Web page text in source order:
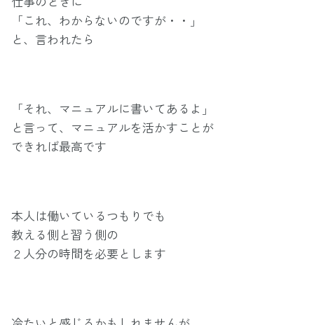
「これ、わからないのですが・・」
と、言われたら
「それ、マニュアルに書いてあるよ」
と言って、マニュアルを活かすことが
できれば最高です
本人は働いているつもりでも
教える側と習う側の
２人分の時間を必要とします